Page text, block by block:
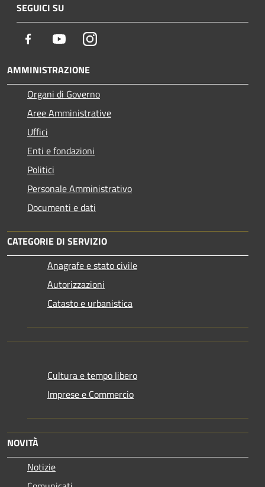
SEGUICI SU
Facebook YoutubeInstagram
AMMINISTRAZIONE
Organi di Governo
Aree Amministrative
Uffici
Enti e fondazioni
Politici
Personale Amministrativo
Documenti e dati
CATEGORIE DI SERVIZIO
Anagrafe e stato civile
Autorizzazioni
Catasto e urbanistica
Cultura e tempo libero
Imprese e Commercio
NOVITÀ
Notizie